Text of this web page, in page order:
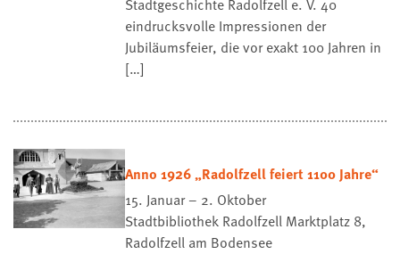
eindrucksvolle Impressionen der
Jubiläumsfeier, die vor exakt 100 Jahren in
[…]
Anno 1926 „Radolfzell feiert 1100 Jahre“
15. Januar – 2. Oktober
Stadtbibliothek Radolfzell Marktplatz 8,
Radolfzell am Bodensee